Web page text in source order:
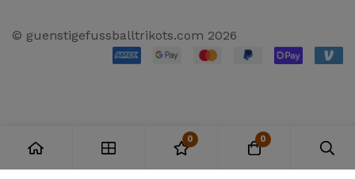
© guenstigefussballtrikots.com 2026
0 0